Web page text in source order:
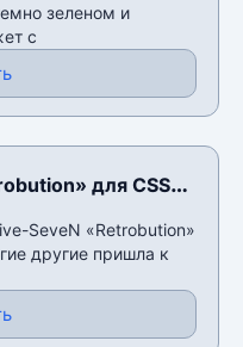
зеленом и
с
для CSS
SeveN «Retrobution»
другие пришла к